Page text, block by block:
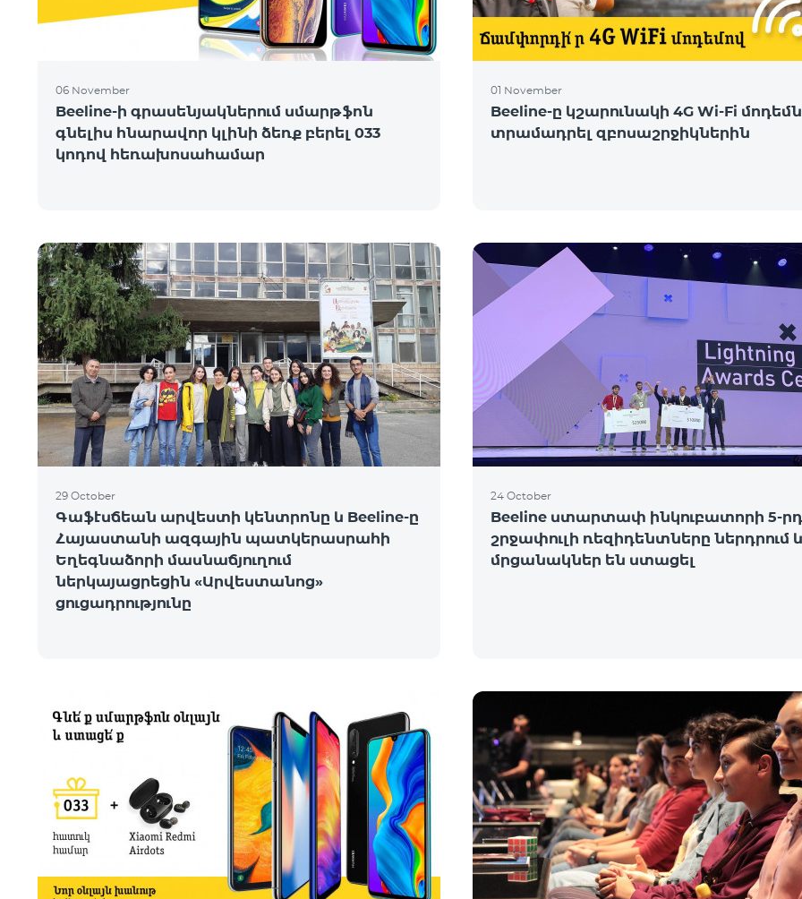
06 November
Beeline-ի գրասենյակներում սմարթֆոն
գնելիս հնարավոր կլինի ձեռք բերել 033
կոդով հեռախոսահամար
01 November
Beeline-ը կշարունակի 4G Wi-Fi
տրամադրել զբոսաշրջիկներին
29 October
Գաֆէսճեան արվեստի կենտրոնը և Beeline-ը
Հայաստանի ազգային պատկերասրահի
Եղեգնաձորի մասնաճյուղում
ներկայացրեցին «Արվեստանոց»
ցուցադրությունը
24 October
Beeline ստարտափ ինկուբատորի 5-րդ
շրջափուլի ռեզիդենտները ներդրում և
մրցանակներ են ստացել